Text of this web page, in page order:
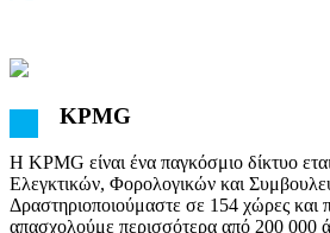
KPMG
Η KPMG είναι ένα παγκόσμιο δίκτυο
Ελεγκτικών, Φορολογικών και
Δραστηριοποιούμαστε σε 154 χώρες και
απασχολούμε περισσότερα από 200 000